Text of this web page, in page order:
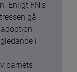
Enligt FN:s
gå
i
barnets